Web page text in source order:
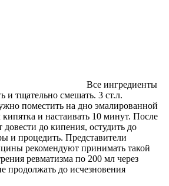
Все ингредиенты
и тщательно смешать. 3 ст.л.
поместить на дно эмалированной
и настаивать 10 минут. После
довести до кипения, остудить до
и процедить. Представители
рекомендуют принимать такой
ревматизма по 200 мл через
продолжать до исчезновения